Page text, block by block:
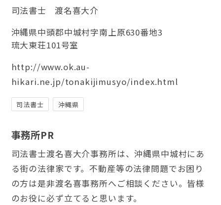
司法書士
渡名喜大介
沖縄県中頭郡中城村字南上原630番地3
琉大東荘101号室
http://www.ok.au-
hikari.ne.jp/tonakijimusyo/index.html
司法書士 沖縄県
事務所PR
司法書士渡名喜大介事務所は、沖縄県中城村にあ
る街の法律家です。不動産等の法律問題でお困り
の方は是非渡名喜事務所へご相談ください。皆様
のお役に必ず立てると思います。